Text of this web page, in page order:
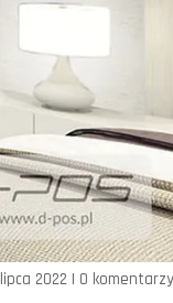
2022 | 0 komentarzy